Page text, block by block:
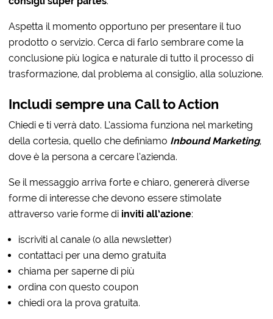
Aspetta il momento opportuno per presentare il tuo
prodotto o servizio. Cerca di farlo sembrare come la
conclusione più logica e naturale di tutto il processo di
trasformazione, dal problema al consiglio, alla soluzione.
Includi sempre una Call to Action
Chiedi e ti verrà dato. L’assioma funziona nel marketing
della cortesia, quello che definiamo Inbound Marketing,
dove è la persona a cercare l’azienda.
Se il messaggio arriva forte e chiaro, genererà diverse
forme di interesse che devono essere stimolate
attraverso varie forme di inviti all’azione:
iscriviti al canale (o alla newsletter)
contattaci per una demo gratuita
chiama per saperne di più
ordina con questo coupon
chiedi ora la prova gratuita.